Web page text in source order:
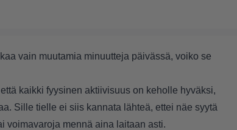
vain muutamia minuutteja päivässä, voiko se
kaikki fyysinen aktiivisuus on keholle hyväksi,
Sille tielle ei siis kannata lähteä, ettei näe syytä
voimavaroja mennä aina laitaan asti.